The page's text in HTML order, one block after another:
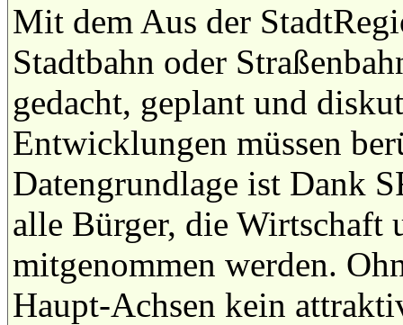
Mit dem Aus der
Stadtbahn oder
gedacht, geplant und
Entwicklungen müssen
Datengrundlage ist Dank
alle Bürger, die Wirtschaft
mitgenommen werden.
Haupt-Achsen kein